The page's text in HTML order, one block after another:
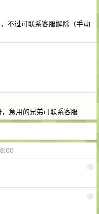
不过可联系客服解除（手动
急用的兄弟可联系客服
1
2